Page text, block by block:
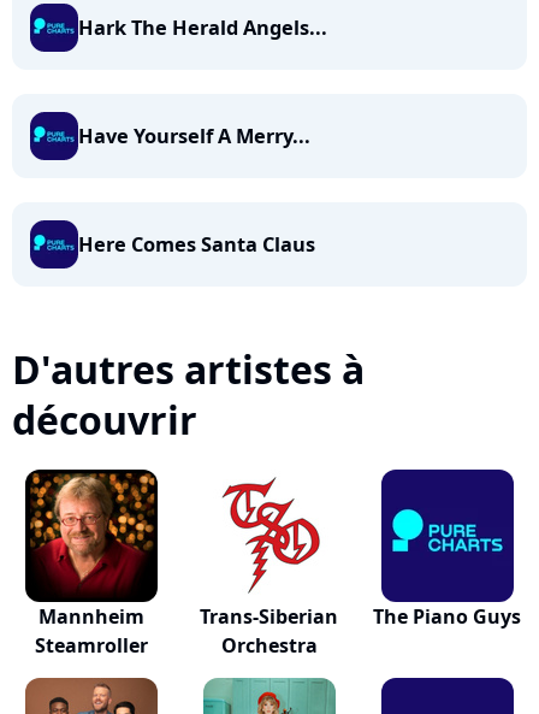
Hark The Herald Angels...
Have Yourself A Merry...
Here Comes Santa Claus
D'autres artistes à
découvrir
Mannheim
Steamroller
Trans-Siberian
Orchestra
The Piano Guys